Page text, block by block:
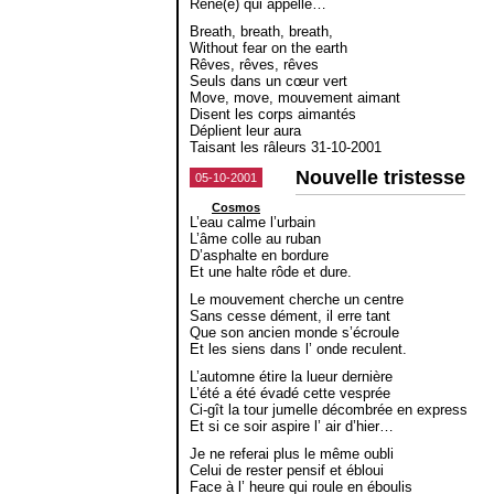
René(e) qui appelle…
Breath, breath, breath,
Without fear on the earth
Rêves, rêves, rêves
Seuls dans un cœur vert
Move, move, mouvement aimant
Disent les corps aimantés
Déplient leur aura
Taisant les râleurs 31-10-2001
05-10-2001 Nouvelle tristesse
Cosmos
L’eau calme l’urbain
L’âme colle au ruban
D’asphalte en bordure
Et une halte rôde et dure.
Le mouvement cherche un centre
Sans cesse dément, il erre tant
Que son ancien monde s’écroule
Et les siens dans l’ onde reculent.
L’automne étire la lueur dernière
L’été a été évadé cette vesprée
Ci-gît la tour jumelle décombrée en express
Et si ce soir aspire l’ air d’hier…
Je ne referai plus le même oubli
Celui de rester pensif et ébloui
Face à l’ heure qui roule en éboulis